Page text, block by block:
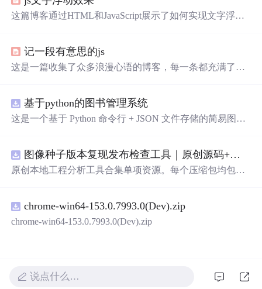
这篇博客通过HTML和JavaScript展示了如何实现文字浮动
在页面上随机飘动的视觉效果。此外，文中还包含了对CS
S样式和JavaScript事件监听的运用，增加了互动性和趣味
记一段有意思的js
这是一篇收集了众多浪漫心语的博客，每一条都充满了甜
的独特情感，仿佛每个瞬间都因你而闪耀。这些话语如同
繁星，照亮了平凡的日子，让人感受到爱的力量和美好。
基于python的图书管理系统
这是一个基于 Python 命令行 + JSON 文件存储的简易图书
添加、删除、修改、搜索（按书名/作者/ISBN），每本书
记录馆藏总数和当前可借数量。 学生管理：支持学生信息
过借阅上限、是否重复借阅；还书时自动判断是否逾期
（期限 30 天）；支持查看全部借阅记录、逾期记录和某人
地 data/ 目录的 JSON 文件中，关闭程序数据不丢失
图像种子版本复现发布检查工具｜原创源码+测试+离线报告
原创本地工程分析工具合集单项资源。每个压缩包均包含
行效果图、README、运行说明、功能清单、MIT License
及原创授权声明。Node.js 18+ 可直接运行，零第三方运行
chrome-win64-153.0.7993.0(Dev).zip
chrome-win64-153.0.7993.0(Dev).zip
说点什么…